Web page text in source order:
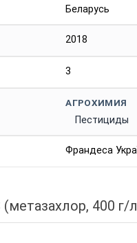
Беларусь
2018
3
АГРОХИМИЯ
Пестициды
Франдеса
(метазахлор, 400 г/